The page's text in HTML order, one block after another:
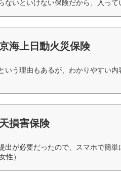
ないといけない保険だから、入っ
海上日動火災保険
いう理由もあるが、わかりやすい
損害保険
出が必要だったので、スマホで簡
性）